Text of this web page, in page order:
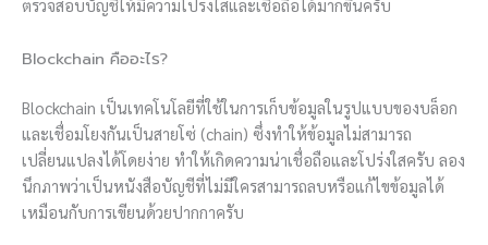
ตรวจสอบบัญชีให้มีความโปร่งใสและเชื่อถือได้มากขึ้นครับ
Blockchain คืออะไร?
Blockchain เป็นเทคโนโลยีที่ใช้ในการเก็บข้อมูลในรูปแบบของบล็อก
และเชื่อมโยงกันเป็นสายโซ่ (chain) ซึ่งทำให้ข้อมูลไม่สามารถ
เปลี่ยนแปลงได้โดยง่าย ทำให้เกิดความน่าเชื่อถือและโปร่งใสครับ ลอง
นึกภาพว่าเป็นหนังสือบัญชีที่ไม่มีใครสามารถลบหรือแก้ไขข้อมูลได้
เหมือนกับการเขียนด้วยปากกาครับ